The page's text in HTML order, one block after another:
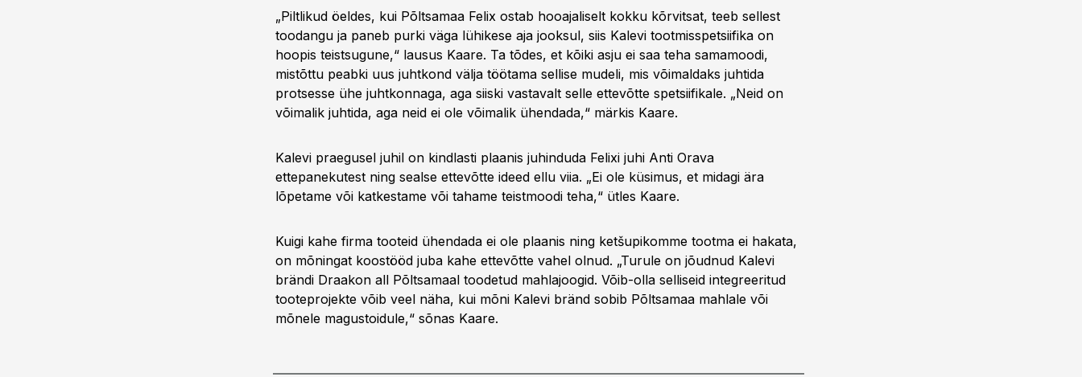
„Piltlikud öeldes, kui Põltsamaa Felix ostab hooajaliselt kokku kõrvitsat, teeb sellest
toodangu ja paneb purki väga lühikese aja jooksul, siis Kalevi tootmisspetsiifika on
hoopis teistsugune,“ lausus Kaare. Ta tõdes, et kõiki asju ei saa teha samamoodi,
mistõttu peabki uus juhtkond välja töötama sellise mudeli, mis võimaldaks juhtida
protsesse ühe juhtkonnaga, aga siiski vastavalt selle ettevõtte spetsiifikale. „Neid on
võimalik juhtida, aga neid ei ole võimalik ühendada,“ märkis Kaare.
Kalevi praegusel juhil on kindlasti plaanis juhinduda Felixi juhi Anti Orava
ettepanekutest ning sealse ettevõtte ideed ellu viia. „Ei ole küsimus, et midagi ära
lõpetame või katkestame või tahame teistmoodi teha,“ ütles Kaare.
Kuigi kahe firma tooteid ühendada ei ole plaanis ning ketšupikomme tootma ei hakata,
on mõningat koostööd juba kahe ettevõtte vahel olnud. „Turule on jõudnud Kalevi
brändi Draakon all Põltsamaal toodetud mahlajoogid. Võib-olla selliseid integreeritud
tooteprojekte võib veel näha, kui mõni Kalevi bränd sobib Põltsamaa mahlale või
mõnele magustoidule,“ sõnas Kaare.